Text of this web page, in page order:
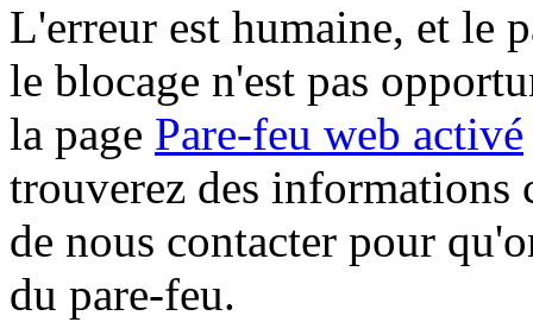
L'erreur est humaine, et le
le blocage n'est pas
la page Pare-feu web activé
trouverez des informations
de nous contacter pour
du pare-feu.